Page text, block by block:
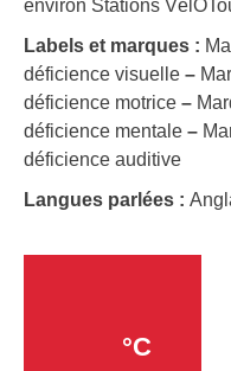
environ Stations
Labels et marques :
déficience visuelle –
déficience motrice –
déficience mentale –
déficience auditive
Langues parlées :